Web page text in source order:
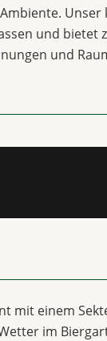
und bietet
und
mit einem
im